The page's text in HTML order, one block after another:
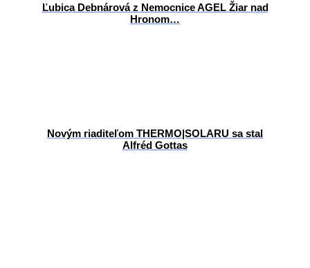
Ľubica Debnárová z Nemocnice AGEL Žiar nad
Hronom…
Novým riaditeľom THERMO|SOLARU sa stal
Alfréd Gottas